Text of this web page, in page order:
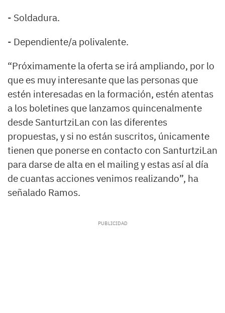
- Soldadura.
- Dependiente/a polivalente.
“Próximamente la oferta se irá ampliando, por lo
que es muy interesante que las personas que
estén interesadas en la formación, estén atentas
a los boletines que lanzamos quincenalmente
desde SanturtziLan con las diferentes
propuestas, y si no están suscritos, únicamente
tienen que ponerse en contacto con SanturtziLan
para darse de alta en el mailing y estas así al día
de cuantas acciones venimos realizando”, ha
señalado Ramos.